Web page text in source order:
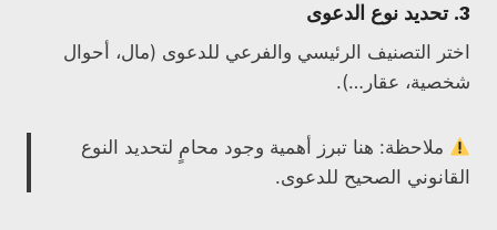
3. تحديد نوع الدعوى
اختر التصنيف الرئيسي والفرعي للدعوى (مال، أحوال
شخصية، عقار…).
ملاحظة: هنا تبرز أهمية وجود محامٍ لتحديد النوع
القانوني الصحيح للدعوى.